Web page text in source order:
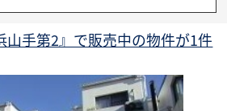
山手第2』で販売中の物件が1件